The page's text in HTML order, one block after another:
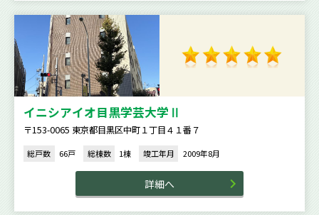
イニシアイオ目黒学芸大学Ⅱ
〒153-0065 東京都目黒区中町１丁目４１番７
総戸数 66戸 総棟数 1棟 竣工年月 2009年8月
詳細へ